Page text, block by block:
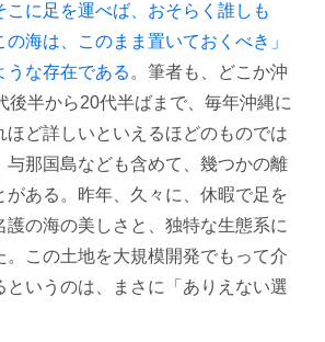
こに足を運べば、おそらく誰しも
海は、このまま置いておくべき」
うな存在である 。筆者も、どこか沖
後半から20代半ばまで、毎年沖縄に
ほど詳しいといえるほどのものでは
与那国島なども含めて、幾つかの離
がある。昨年、久々に、休暇で足を
護の海の美しさと、独特な生態系に
。この土地を大規模開発でもって介
というのは、まさに「ありえない選